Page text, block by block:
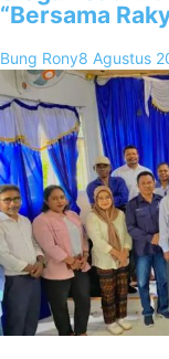
“Bersama
Bung Rony8 Agustus